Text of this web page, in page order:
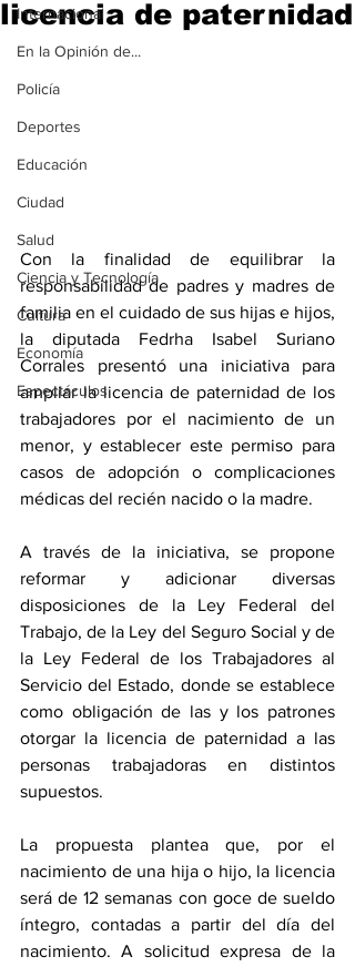
Internacional
En la Opinión de...
Policía
Deportes
Educación
Ciudad
Salud
Ciencia y Tecnología
Cultura
Economía
Espectáculos
licencia de paternidad
Con la finalidad de equilibrar la
responsabilidad de padres y madres de
familia en el cuidado de sus hijas e hijos,
la diputada Fedrha Isabel Suriano
Corrales presentó una iniciativa para
ampliar la licencia de paternidad de los
trabajadores por el nacimiento de un
menor, y establecer este permiso para
casos de adopción o complicaciones
médicas del recién nacido o la madre.
A través de la iniciativa, se propone
reformar y adicionar diversas
disposiciones de la Ley Federal del
Trabajo, de la Ley del Seguro Social y de
la Ley Federal de los Trabajadores al
Servicio del Estado, donde se establece
como obligación de las y los patrones
otorgar la licencia de paternidad a las
personas trabajadoras en distintos
supuestos.
La propuesta plantea que, por el
nacimiento de una hija o hijo, la licencia
será de 12 semanas con goce de sueldo
íntegro, contadas a partir del día del
nacimiento. A solicitud expresa de la